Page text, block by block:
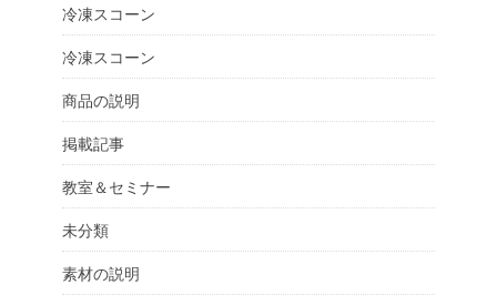
冷凍スコーン
冷凍スコーン
商品の説明
掲載記事
教室＆セミナー
未分類
素材の説明